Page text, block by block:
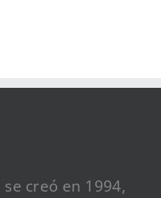
se creó en 1994,